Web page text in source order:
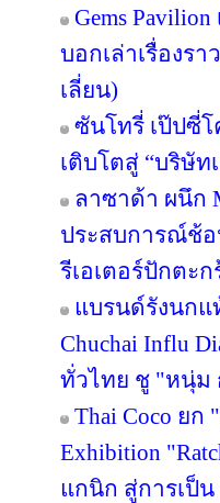
Gems
บอกเล่าเรื่องรา
เลี่ยน)
ซันโทรี่ เป๊ปซี่โ
เติบโตสู่ “บริษั
ลาซาด้า ผนึก
ประสบการณ์ช้อ
รีเอเตอร์ปักตะ
แบรนด์รังนก
Chuchai Influ
ทั่วไทย ชู "หนุ่ม
Thai Coco ยก
Exhibition
แกนิก สู่การเป็น